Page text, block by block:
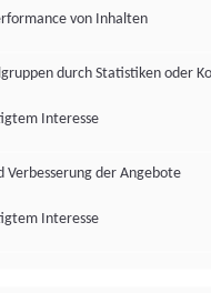
von Inhalten
durch Statistiken oder
Interesse
Verbesserung der Angebote
Interesse